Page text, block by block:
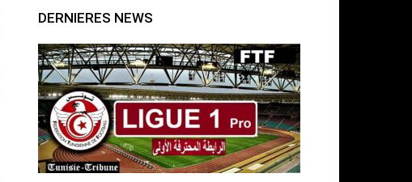
DERNIERES NEWS